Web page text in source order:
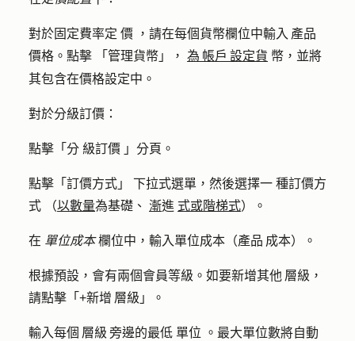
對於固定費率定 價 ，請在每個貨幣欄位中輸入 產品
價格。點擊
「管理貨幣」 ， 為 帳戶 設定貨 幣，並將
其包含在價格設定中。
對於分級訂價：
點擊「分 級訂價 」分頁。
點擊「 訂價方式」 下拉式選單，然後選擇一 種訂價方
式 （以數量為基礎、 漸進 式或階梯式）。
在 單位成本欄位中，輸入 單位成本 （產品 成本）。
根據預設，會有兩個會員等級。如要新增其他 層級，
請點擊「 +新增 層級 」。
輸入每個 層級 旁邊的最低 單位 。最大單位數將自動